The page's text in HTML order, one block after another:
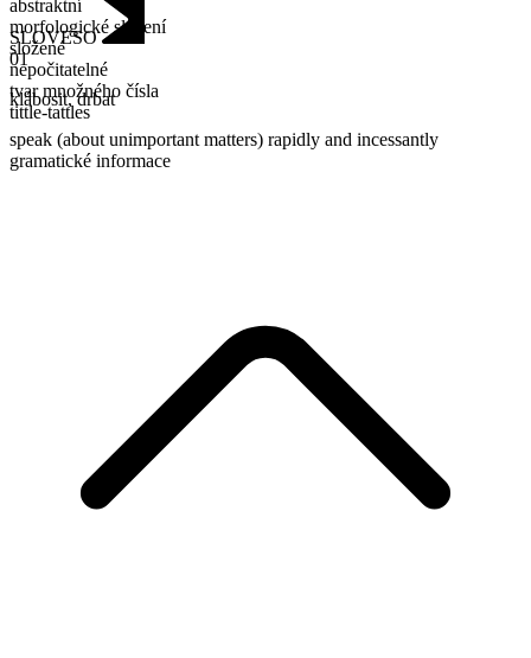
abstraktní
morfologické složení
složené
nepočitatelné
tvar množného čísla
tittle-tattles
SLOVESO
01
klábosit,drbat
speak (about unimportant matters) rapidly and incessantly
gramatické informace